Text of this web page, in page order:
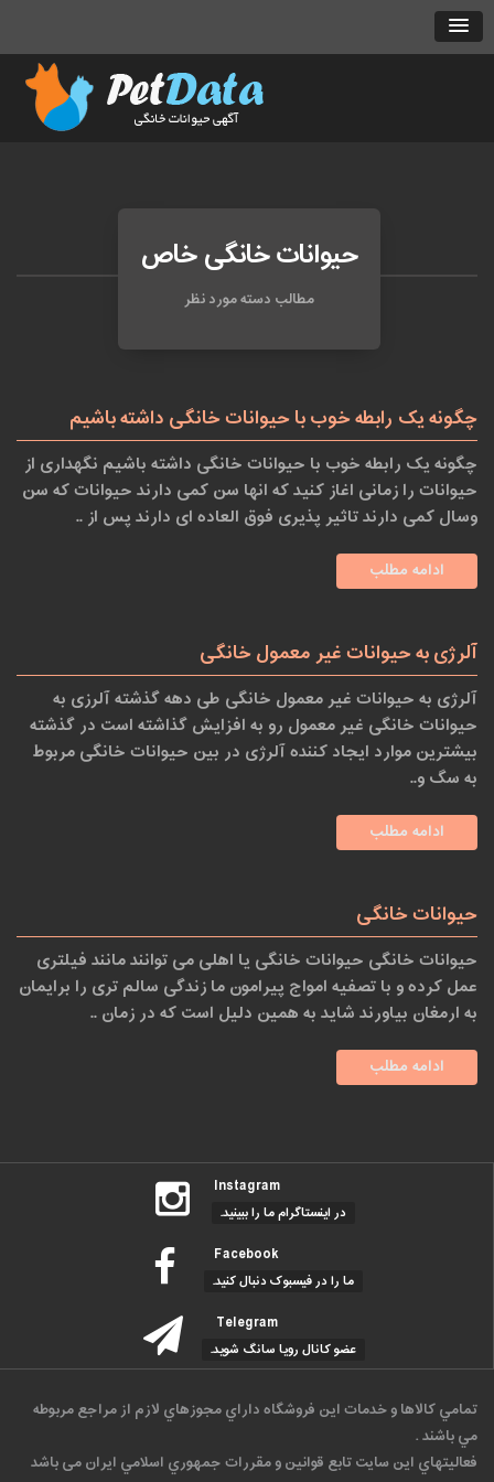
حیوانات خانگی خاص
مطالب دسته مورد نظر
چگونه یک رابطه خوب با حیوانات خانگی داشته باشیم
چگونه یک رابطه خوب با حیوانات خانگی داشته باشیم نگهداری از
حیوانات را زمانی اغاز کنید که انها سن کمی دارند حیوانات که سن
وسال کمی دارند تاثیر پذیری فوق العاده ای دارند پس از ..
ادامه مطلب
آلرژی به حیوانات غیر معمول خانگی
آلرژی به حیوانات غیر معمول خانگی طی دهه گذشته آلرزی به
حیوانات خانگی غیر معمول رو به افزایش گذاشته است در گذشته
بیشترین موارد ایجاد کننده آلرژی در بین حیوانات خانگی مربوط
به سگ و..
ادامه مطلب
حیوانات خانگی
حیوانات خانگی حیوانات خانگی یا اهلی می توانند مانند فیلتری
عمل کرده و با تصفیه امواج پیرامون ما زندگی سالم تری را برایمان
به ارمغان بیاورند شاید به همین دلیل است که در زمان ..
ادامه مطلب
Instagram
در اینستاگرام ما را ببینید.
Facebook
ما را در فیسبوک دنبال کنید.
Telegram
عضو کانال رویا سانگ شوید.
تمامي كالاها و خدمات اين فروشگاه داراي مجوزهاي لازم از مراجع مربوطه
مي باشند .
فعاليتهاي اين سايت تابع قوانين و مقررات جمهوري اسلامي ايران می باشد